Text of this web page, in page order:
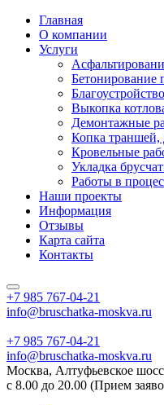
Главная
О компании
Услуги
Бетонирование
Выкопка
Демонтажные
Копка
Кровельные
Укладка
Работы в
Наши проекты
Информация
Отзывы
Карта сайта
Контакты
+7 985 767-04-21
info@bruschatka-moskva.ru
+7 985 767-04-21
info@bruschatka-moskva.ru
Москва, Алтуфьевское
с 8.00 до 20.00 (Прием